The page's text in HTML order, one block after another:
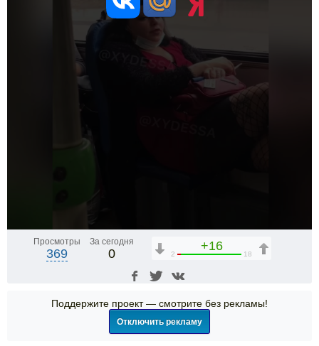
Просмотры
369
За сегодня
0
+16
2 18
Поддержите проект — смотрите без рекламы!
Отключить рекламу